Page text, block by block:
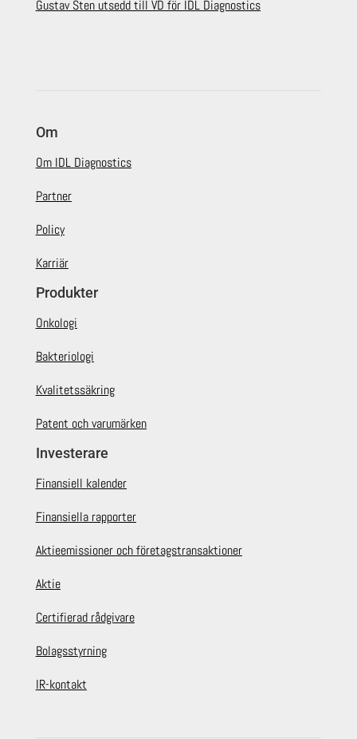
Gustav Sten utsedd till VD för IDL Diagnostics
Om
Om IDL Diagnostics
Partner
Policy
Karriär
Produkter
Onkologi
Bakteriologi
Kvalitetssäkring
Patent och varumärken
Investerare
Finansiell kalender
Finansiella rapporter
Aktieemissioner och företagstransaktioner
Aktie
Certifierad rådgivare
Bolagsstyrning
IR-kontakt